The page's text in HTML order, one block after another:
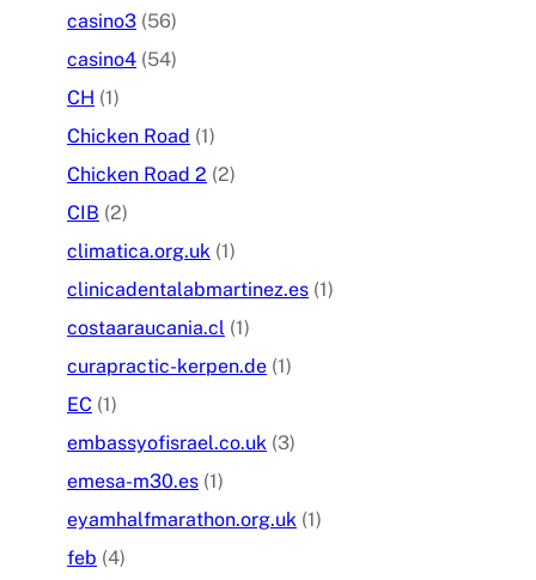
casino3 (56)
casino4 (54)
CH (1)
Chicken Road (1)
Chicken Road 2 (2)
CIB (2)
climatica.org.uk (1)
clinicadentalabmartinez.es (1)
costaaraucania.cl (1)
curapractic-kerpen.de (1)
EC (1)
embassyofisrael.co.uk (3)
emesa-m30.es (1)
eyamhalfmarathon.org.uk (1)
feb (4)